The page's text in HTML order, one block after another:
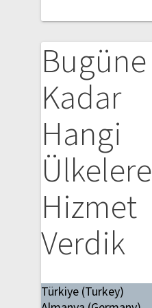
Bugüne
Kadar
Hangi
Ülkelere
Hizmet
Verdik
Türkiye (Turkey)